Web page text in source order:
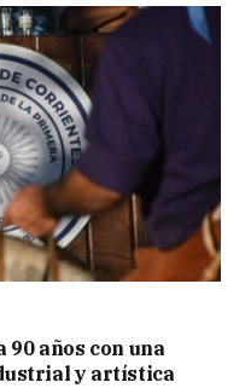
años con una
y artística